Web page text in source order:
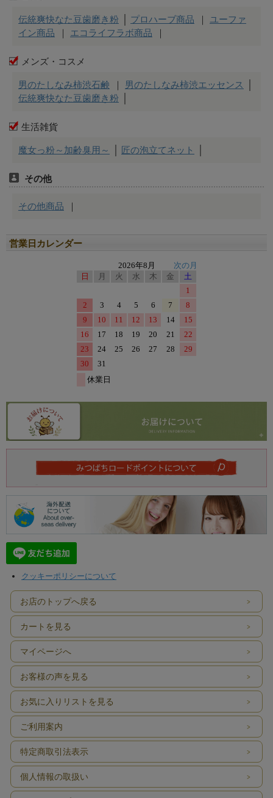
営業日カレンダー
クッキーポリシーについて
お店のトップへ戻る
カートを見る
マイページへ
お客様の声を見る
お気に入りリストを見る
ご利用案内
特定商取引法表示
個人情報の取扱い